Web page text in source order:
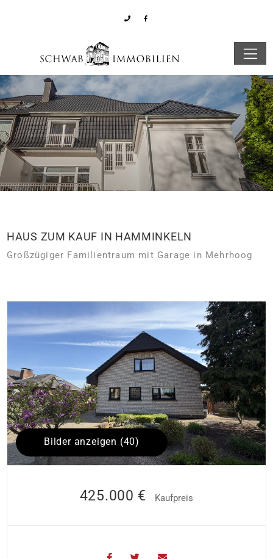
HAUS ZUM KAUF IN HAMMINKELN
Großzügiger Familientraum mit Garage in Mehrhoog
Bilder anzeigen (40)
425.000 € Kaufpreis